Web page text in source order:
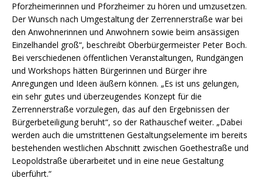
Pforzheimerinnen und Pforzheimer zu hören und umzusetzen.
Der Wunsch nach Umgestaltung der Zerrennerstraße war bei
den Anwohnerinnen und Anwohnern sowie beim ansässigen
Einzelhandel groß“, beschreibt Oberbürgermeister Peter Boch.
Bei verschiedenen öffentlichen Veranstaltungen, Rundgängen
und Workshops hätten Bürgerinnen und Bürger ihre
Anregungen und Ideen äußern können. „Es ist uns gelungen,
ein sehr gutes und überzeugendes Konzept für die
Zerrennerstraße vorzulegen, das auf den Ergebnissen der
Bürgerbeteiligung beruht“, so der Rathauschef weiter. „Dabei
werden auch die umstrittenen Gestaltungselemente im bereits
bestehenden westlichen Abschnitt zwischen Goethestraße und
Leopoldstraße überarbeitet und in eine neue Gestaltung
überführt.“